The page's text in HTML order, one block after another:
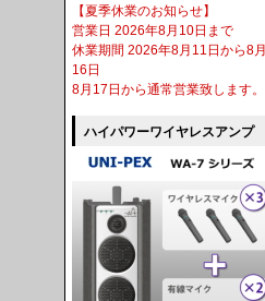
【夏季休業のお知らせ】
営業日 2026年8月10日まで
休業期間 2026年8月11日から8月
16日
8月17日から通常営業致します。
ハイパワーワイヤレスアンプ